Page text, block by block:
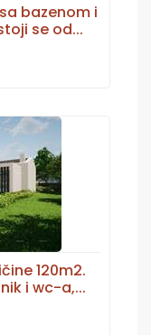
bazenom i
se od...
120m2.
i wc-a,...